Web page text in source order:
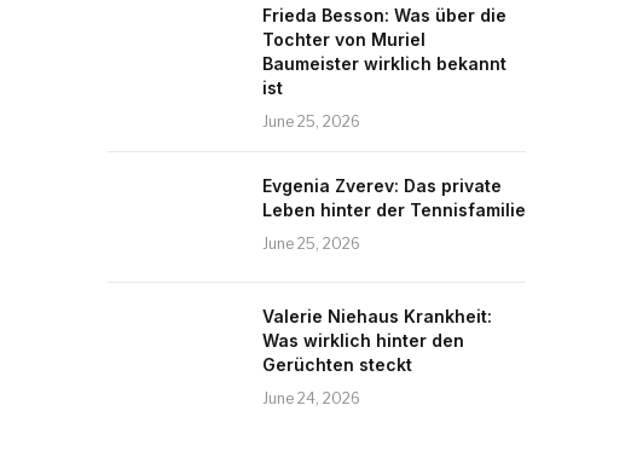
Frieda Besson: Was über die
Tochter von Muriel
Baumeister wirklich bekannt
ist
June 25, 2026
Evgenia Zverev: Das private
Leben hinter der Tennisfamilie
June 25, 2026
Valerie Niehaus Krankheit:
Was wirklich hinter den
Gerüchten steckt
June 24, 2026